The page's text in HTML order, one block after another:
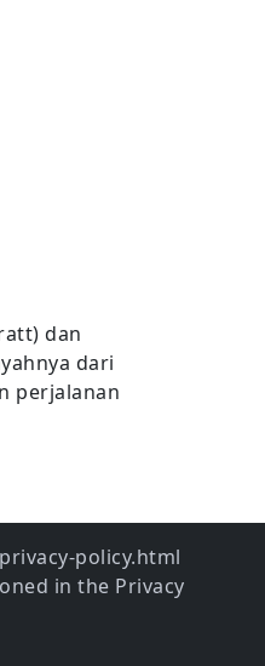
dan
dari
perjalanan
policy.html
in the Privacy